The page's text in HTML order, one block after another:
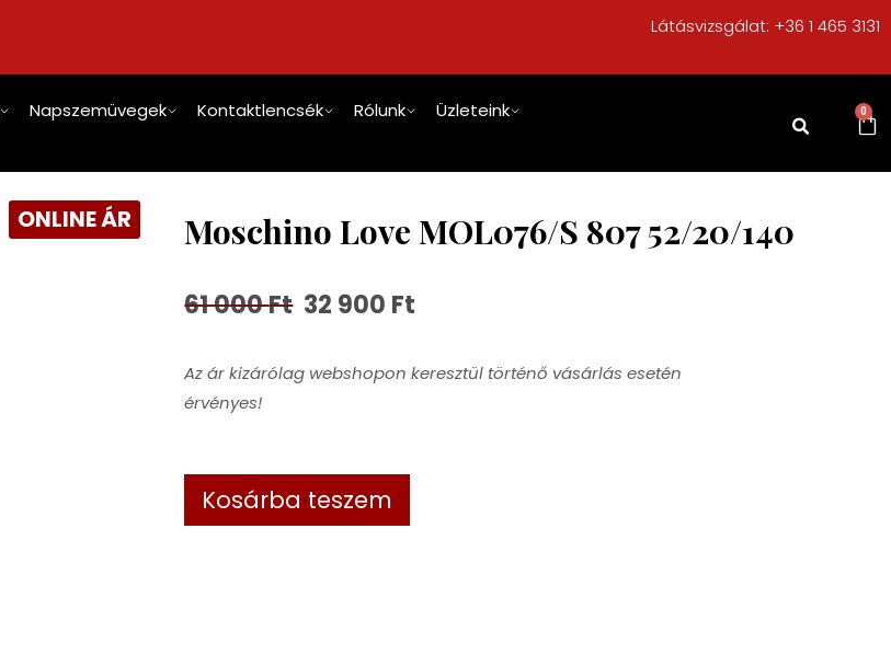
Látásvizsgálat: +36 1 465 3131
Napszemüvegek Kontaktlencsék Rólunk Üzleteink 0
ONLINE ÁR Moschino Love MOL076/S 807 52/20/140
61 000Ft 32 900 Ft
Az ár kizárólag webshopon keresztül történő vásárlás esetén
érvényes!
Kosárba teszem